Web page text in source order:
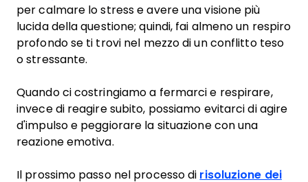
per calmare lo stress e avere una visione più
lucida della questione; quindi, fai almeno un respiro
profondo se ti trovi nel mezzo di un conflitto teso
o stressante.
Quando ci costringiamo a fermarci e respirare,
invece di reagire subito, possiamo evitarci di agire
d'impulso e peggiorare la situazione con una
reazione emotiva.
Il prossimo passo nel processo di risoluzione dei